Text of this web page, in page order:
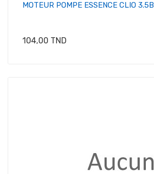
MOTEUR POMPE ESSENCE CLIO 3.5B
Prix
104,00 TND